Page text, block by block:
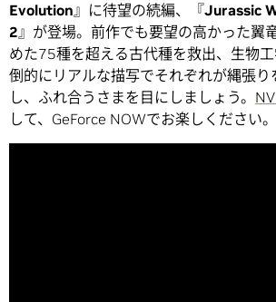
Evolution』に待望の続編、『Jurassic
2』が登場。前作でも要望の高かった翼
めた75種を超える古代種を救出、生物
倒的にリアルな描写でそれぞれが縄張
し、ふれ合うさまを目にしましょう。
して、GeForce NOWでお楽しください。